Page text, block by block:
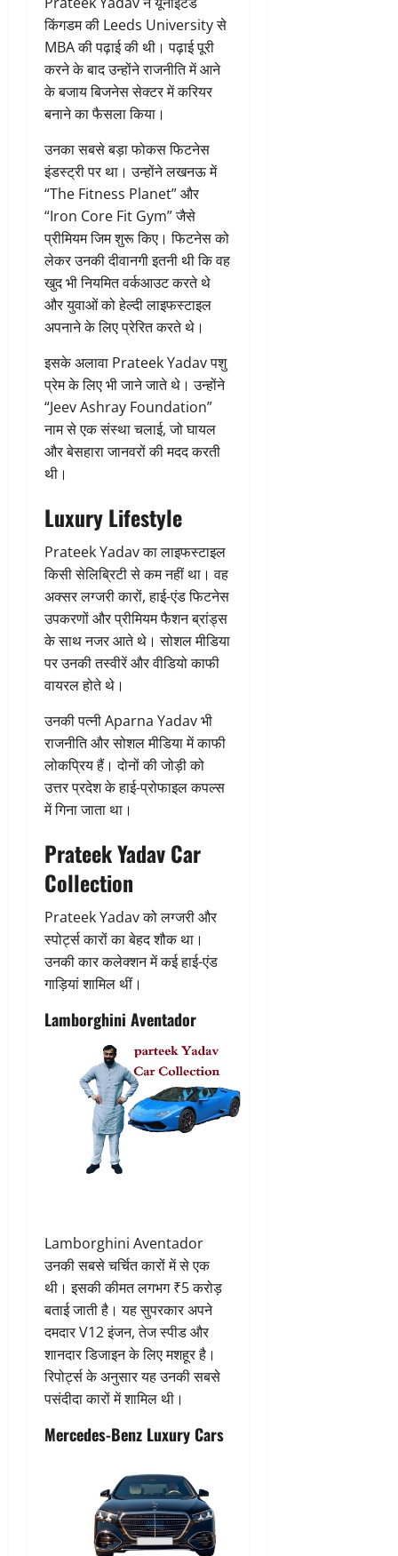
किंगडम की Leeds University से
MBA की पढ़ाई की थी। पढ़ाई पूरी
करने के बाद उन्होंने राजनीति में आने
के बजाय बिजनेस सेक्टर में करियर
बनाने का फैसला किया।
उनका सबसे बड़ा फोकस फिटनेस
इंडस्ट्री पर था। उन्होंने लखनऊ में
“The Fitness Planet” और
“Iron Core Fit Gym” जैसे
प्रीमियम जिम शुरू किए। फिटनेस को
लेकर उनकी दीवानगी इतनी थी कि वह
खुद भी नियमित वर्कआउट करते थे
और युवाओं को हेल्दी लाइफस्टाइल
अपनाने के लिए प्रेरित करते थे।
इसके अलावा Prateek Yadav पशु
प्रेम के लिए भी जाने जाते थे। उन्होंने
“Jeev Ashray Foundation”
नाम से एक संस्था चलाई, जो घायल
और बेसहारा जानवरों की मदद करती
थी।
Luxury Lifestyle
Prateek Yadav का लाइफस्टाइल
किसी सेलिब्रिटी से कम नहीं था। वह
अक्सर लग्जरी कारों, हाई-एंड फिटनेस
उपकरणों और प्रीमियम फैशन ब्रांड्स
के साथ नजर आते थे। सोशल मीडिया
पर उनकी तस्वीरें और वीडियो काफी
वायरल होते थे।
उनकी पत्नी Aparna Yadav भी
राजनीति और सोशल मीडिया में काफी
लोकप्रिय हैं। दोनों की जोड़ी को
उत्तर प्रदेश के हाई-प्रोफाइल कपल्स
में गिना जाता था।
Prateek Yadav Car
Collection
Prateek Yadav को लग्जरी और
स्पोर्ट्स कारों का बेहद शौक था।
उनकी कार कलेक्शन में कई हाई-एंड
गाड़ियां शामिल थीं।
Lamborghini Aventador
Lamborghini Aventador
उनकी सबसे चर्चित कारों में से एक
थी। इसकी कीमत लगभग ₹5 करोड़
बताई जाती है। यह सुपरकार अपने
दमदार V12 इंजन, तेज स्पीड और
शानदार डिजाइन के लिए मशहूर है।
रिपोर्ट्स के अनुसार यह उनकी सबसे
पसंदीदा कारों में शामिल थी।
Mercedes-Benz Luxury Cars